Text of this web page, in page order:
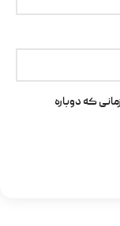
که دوباره